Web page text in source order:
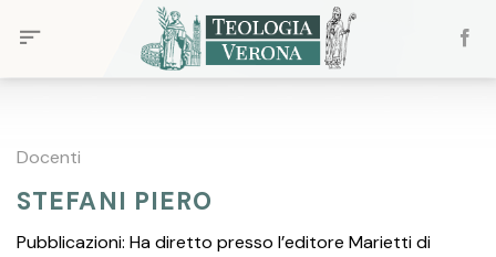
Docenti
STEFANI PIERO
Pubblicazioni: Ha diretto presso l’editore Marietti di